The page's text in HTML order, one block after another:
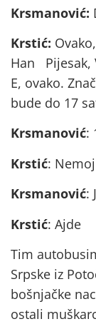
Krsmanović:
Krstić:
Han Pijesak,
E, ovako.
bude do 17
Krsmanović:
Krstić:
Krsmanović:
Krstić: Ajde
Tim
Srpske iz
bošnjačke
ostali